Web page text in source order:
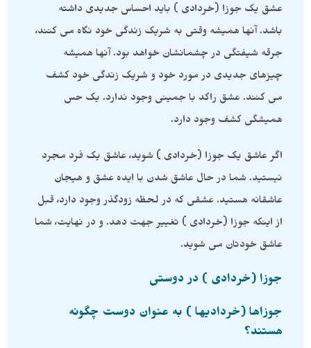
عشق یک جوزا (خردادی ) باید احساس جدیدی داشته
باشد. آنها همیشه وقتی به شریک زندگی خود نگاه می کنند،
جرقه شیفتگی در چشمانشان خواهد بود. آنها همیشه
چیزهای جدیدی در مورد خود و شریک زندگی خود کشف
می کنند. عشق راکد با جمینی وجود ندارد. یک حس
همیشگی کشف وجود دارد.
اگر عاشق یک جوزا (خردادی ) شوید، عاشق یک فرد مجرد
نیستید. شما در حال عاشق شدن با ایده عشق و هیجان
عاشقانه هستید. عشقی که در لحظه زودگذر وجود دارد، قبل
از اینکه جوزا (خردادی ) تغییر جهت دهد. و در نهایت، شما
عاشق خودتان می شوید.
جوزا (خردادی ) در دوستی
جوزاها (خردادیها ) به عنوان دوست چگونه
هستند؟